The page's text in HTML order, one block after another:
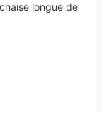
longue de